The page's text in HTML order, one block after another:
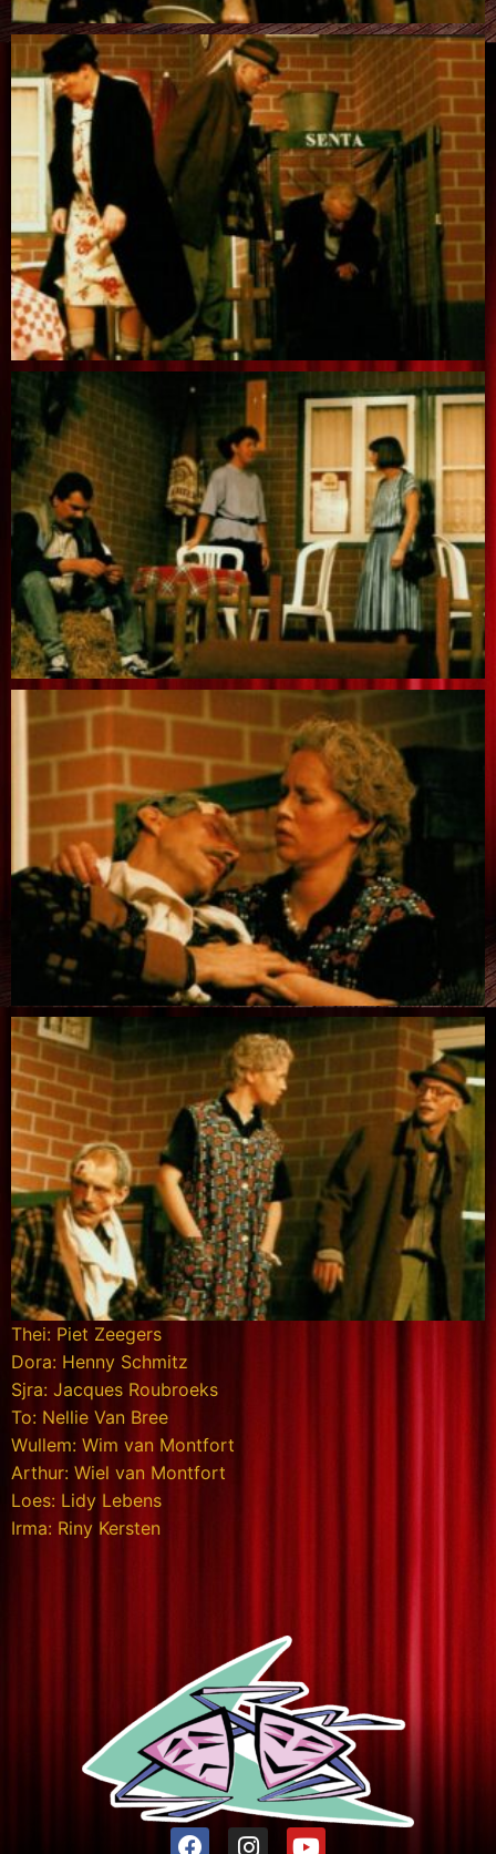
Thei: Piet Zeegers
Dora: Henny Schmitz
Sjra: Jacques Roubroeks
To: Nellie Van Bree
Wullem: Wim van Montfort
Arthur: Wiel van Montfort
Loes: Lidy Lebens
Irma: Riny Kersten